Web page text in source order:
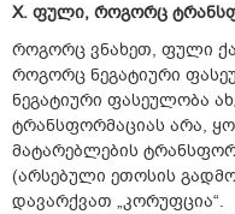
X. ფული, როგორც
როგორც ვნახეთ, ფული
როგორც ნეგატიური
ნეგატიური ფასეულობა
ტრანსფორმაციას არა,
მატარებლების
(არსებული ეთოსის
დავარქვათ „კორუფცია“.